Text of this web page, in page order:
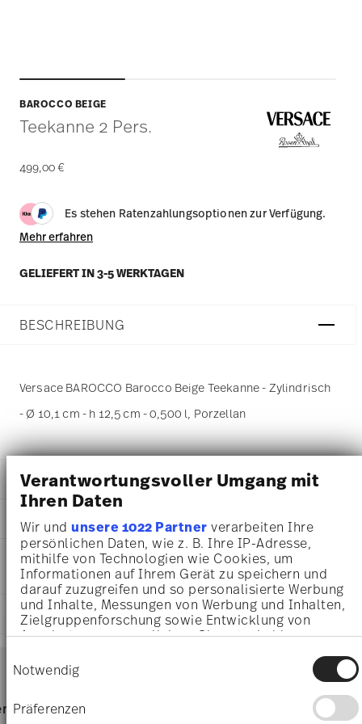
Verantwortungsvoller Umgang mit
Ihren Daten
Wir undunsere 1022 Partner verarbeiten Ihre
persönlichen Daten, wie z. B. Ihre IP-Adresse,
mithilfe von Technologien wie Cookies, um
Informationen auf Ihrem Gerät zu speichern und
darauf zuzugreifen und so personalisierte Werbung
und Inhalte, Messungen von Werbung und Inhalten,
Zielgruppenforschung sowie Entwicklung von
Angeboten zu ermöglichen. Sie entscheiden
Sie können Ihre Einwilligung jederzeit über die
Cookie-Erklärung oder durch Klicken auf das
Privacy Trigger Symbol ändern oder widerrufen
Notwendig
Präferenzen
BAROCCO BEIGE
Teekanne 2 Pers.
499,00 €
Es stehen Ratenzahlungsoptionen zur Verfügung.
Mehr erfahren
GELIEFERT IN 3-5 WERKTAGEN
BESCHREIBUNG
Versace BAROCCO Barocco Beige Teekanne - Zylindrisch
- Ø 10,1 cm - h 12,5 cm - 0,500 l, Porzellan
DETAILS
Versace
Barocco
Barocco Beige
Porzellan
Beige
19335-403782-14220
4012437399882
DE
MA
10,10 cm
17,40 cm
10,00 cm
12,50 cm
0.50 l
597 gr
PFLEGE- UND
SICHERHEITSINFORMATIONEN
Für Spülmaschine geeignet Lebensmittelkontakt sicher
LIEFERUNG UND RÜCKSENDUNG
Lieferzeiten & Versand
Footer